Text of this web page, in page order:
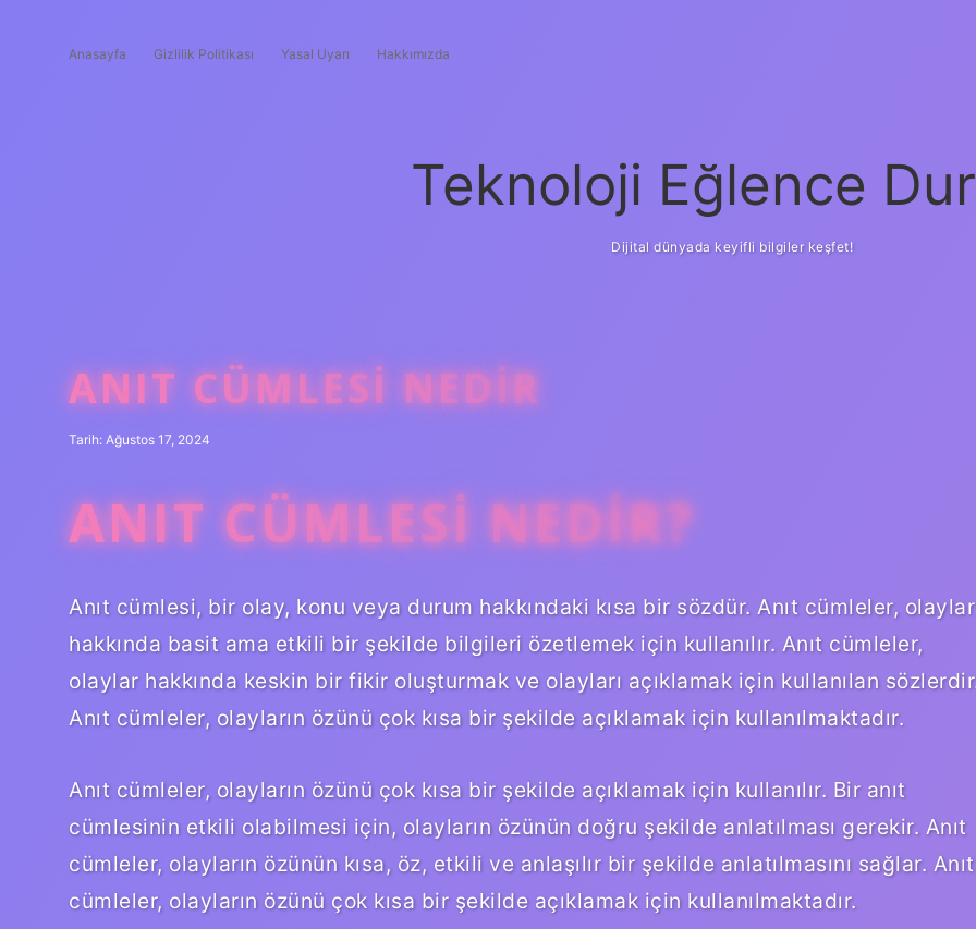
Anasayfa Gizlilik Politikası Yasal Uyarı Hakkımızda
Teknoloji Eğlence
Dijital dünyada keyifli bilgiler keşfet!
ANIT CÜMLESI NEDIR
Tarih: Ağustos 17, 2024
ANIT CÜMLESI NEDIR?
Anıt cümlesi, bir olay, konu veya durum hakkındaki kısa bir sözdür. Anıt cümleler, olaylar
hakkında basit ama etkili bir şekilde bilgileri özetlemek için kullanılır. Anıt cümleler,
olaylar hakkında keskin bir fikir oluşturmak ve olayları açıklamak için kullanılan
Anıt cümleler, olayların özünü çok kısa bir şekilde açıklamak için kullanılmaktadır.
Anıt cümleler, olayların özünü çok kısa bir şekilde açıklamak için kullanılır. Bir anıt
cümlesinin etkili olabilmesi için, olayların özünün doğru şekilde anlatılması gerekir. Anıt
cümleler, olayların özünün kısa, öz, etkili ve anlaşılır bir şekilde anlatılmasını sağlar. Anıt
cümleler, olayların özünü çok kısa bir şekilde açıklamak için kullanılmaktadır.